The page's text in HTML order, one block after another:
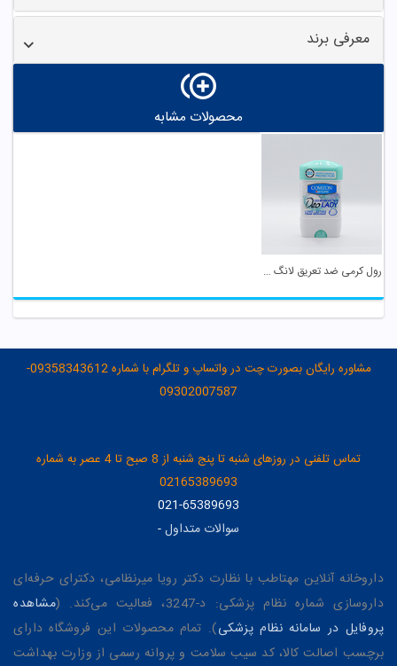
معرفی برند
محصولات مشابه
رول کرمی ضد تعریق لانگ لستینگ زنانه کامان
مشاوره رایگان بصورت چت در واتساپ و تلگرام با شماره 09358343612-
09302007587
تماس تلفنی در روزهای شنبه تا پنج شنبه از 8 صبح تا 4 عصر به شماره
02165389693
021-65389693
سوالات متداول-
داروخانه آنلاین مهتاطب با نظارت دکتر رویا میرنظامی، دکترای حرفه‌ای
داروسازی شماره نظام پزشکی: د-3247، فعالیت می‌کند. (
مشاهده
پروفایل در سامانه نظام پزشکی). تمام محصولات این فروشگاه دارای
برچسب اصالت کالا، کد سیب سلامت و پروانه رسمی از وزارت بهداشت